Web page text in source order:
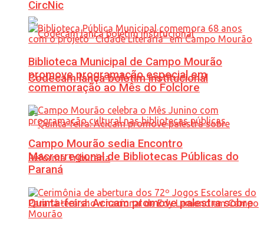
Codecam lança boletim institucional
Quinta-feira: Acicam promove palestra sobre
CircNic
Biblioteca Municipal de Campo Mourão
promove programação especial em
comemoração ao Mês do Folclore
Campo Mourão sedia Encontro
Macrorregional de Bibliotecas Públicas do
Paraná